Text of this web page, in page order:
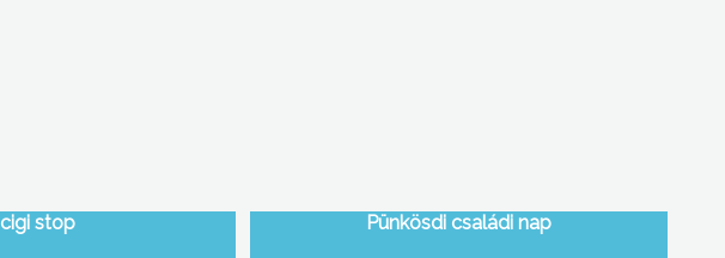
stop Pünkösdi családi nap